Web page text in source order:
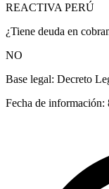
REACTIVA PERÚ
¿Tiene deuda en
NO
Base legal: Decreto
Fecha de información: